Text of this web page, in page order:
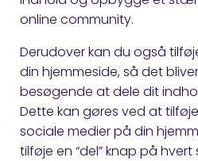
online community.
Derudover kan du også
din hjemmeside, så det
besøgende at dele dit
Dette kan gøres ved at
sociale medier på din
tilføje en “del” knap på hvert